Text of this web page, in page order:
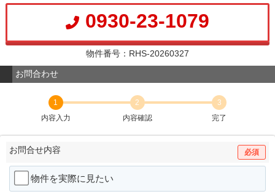
0930-23-1079
物件番号：RHS-20260327
お問合わせ
1
内容入力
2
内容確認
3
完了
お問合せ内容 必須
物件を実際に見たい